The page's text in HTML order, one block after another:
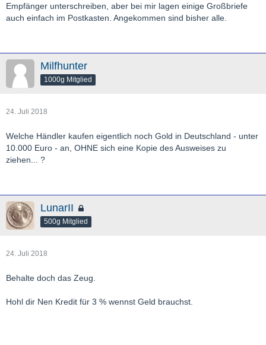
Empfänger unterschreiben, aber bei mir lagen einige Großbriefe
auch einfach im Postkasten. Angekommen sind bisher alle.
Milfhunter
1000g Mitglied
24. Juli 2018
Welche Händler kaufen eigentlich noch Gold in Deutschland - unter
10.000 Euro - an, OHNE sich eine Kopie des Ausweises zu
ziehen... ?
LunarII
500g Mitglied
24. Juli 2018
Behalte doch das Zeug.
Hohl dir Nen Kredit für 3 % wennst Geld brauchst.